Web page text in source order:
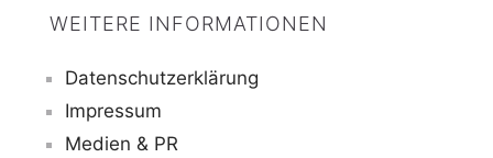
WEITERE INFORMATIONEN
Datenschutzerklärung
Impressum
Medien & PR